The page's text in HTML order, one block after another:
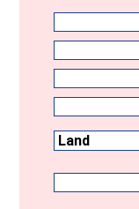
Anschrift
Straße
PLZ
Ort